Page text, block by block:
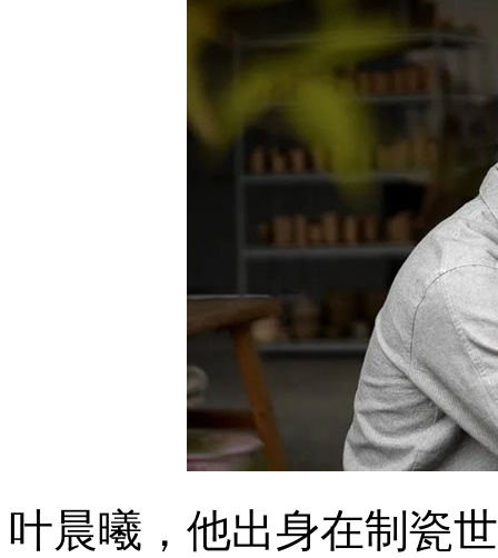
叶晨曦，他出身在制瓷